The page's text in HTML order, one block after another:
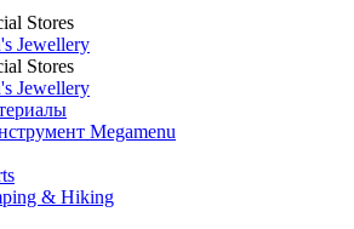
Stores
Jewellery
Stores
Jewellery
Megamenu
& Hiking